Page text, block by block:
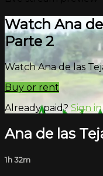
Watch Ana
Parte 2
Watch Ana de las
Buy or rent
Already paid? Sign in
Ana de las
1h 32m